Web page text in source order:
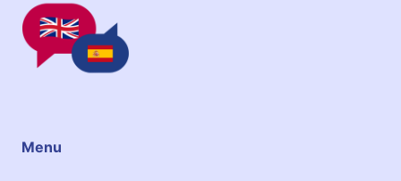
Menu